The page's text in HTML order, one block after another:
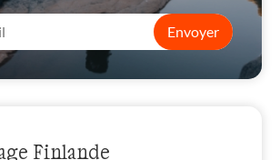
Envoyer
Finlande